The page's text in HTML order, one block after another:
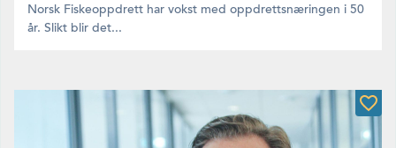
Norsk Fiskeoppdrett har vokst med oppdrettsnæringen i 50
år. Slikt blir det...